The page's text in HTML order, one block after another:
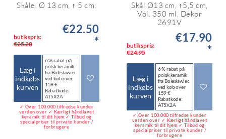
Skåle, Ø 13 cm, ↑ 5 cm,
butikspris:
€25.20
€22.50
*
Læg i
indkøbs
kurven
6 % rabat på
polsk keramik
fra Bolesławiec
ved køb over
159 €
Rabatkode:
AT5X2A
✓ Over 100.000 tilfredse kunder
verden over ✓ Kærligt håndlavet
keramik til dit hjem ✓ Tilbud og
specialpriser til private kunder /
forbrugere
Skål Ø13 cm, ↑5,5 cm,
Vol. 350 ml, Dekor
2691V
butikspris:
€24.95
€17.90
*
Læg i
indkøbs
kurven
6 % rabat på
polsk keramik
fra Bolesławiec
ved køb over
159 €
Rabatkode:
AT5X2A
✓ Over 100.000 tilfredse kunder
verden over ✓ Kærligt håndlavet
keramik til dit hjem ✓ Tilbud og
specialpriser til private kunder /
forbrugere